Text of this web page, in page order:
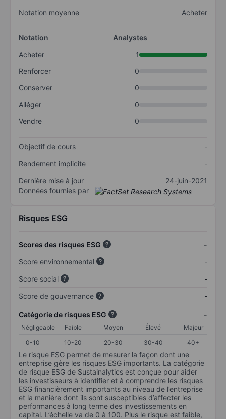
Notation moyenne Acheter
Notation
Analystes
Acheter
1
Renforcer
0
Conserver
0
Alléger
0
Vendre
0
Objectif de cours
-
Rendement implicite
-
Dernière mise à jour
24-juin-2021
Données fournies par
Risques ESG
Scores des risques ESG
-
Score environnemental
-
Score social
-
Score de gouvernance
-
Catégorie de risques ESG -
Négligeable Faible Moyen Élevé
Majeur
0-10
10-20 20-30 30-40 40+
Le risque ESG permet de mesurer la façon dont une
entreprise gère les risques ESG importants. La catégorie
de risque ESG de Sustainalytics est conçue pour aider
les investisseurs à identifier et à comprendre les risques
ESG financièrement importants au niveau de l’entreprise
et la manière dont ils sont susceptibles d’affecter les
performances à long terme des investissements en
capital. L’échelle va de 0 à 100. Plus le risque est faible,